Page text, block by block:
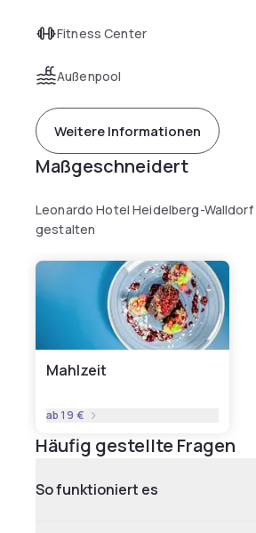
Fitness Center
Außenpool
Weitere Informationen
Maßgeschneidert
Leonardo Hotel Heidelberg-
gestalten
Mahlzeit
ab19 €
Häufig gestellte Fragen
So funktioniert es